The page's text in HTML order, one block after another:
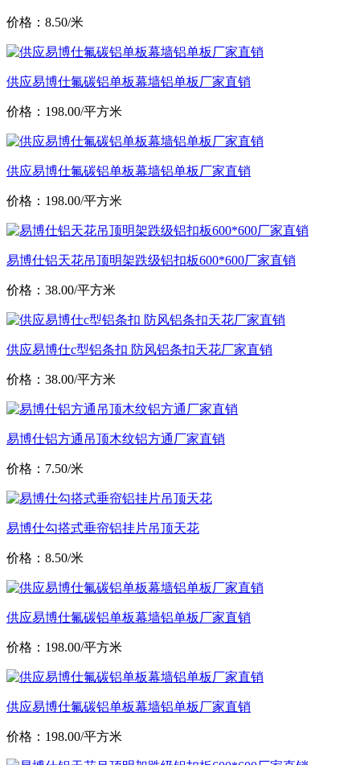
价格：8.50/米
供应易博仕氟碳铝单板幕墙铝单板厂家直销
价格：198.00/平方米
供应易博仕氟碳铝单板幕墙铝单板厂家直销
价格：198.00/平方米
易博仕铝天花吊顶明架跌级铝扣板600*600厂家直销
价格：38.00/平方米
供应易博仕c型铝条扣 防风铝条扣天花厂家直销
价格：38.00/平方米
易博仕铝方通吊顶木纹铝方通厂家直销
价格：7.50/米
易博仕勾搭式垂帘铝挂片吊顶天花
价格：8.50/米
供应易博仕氟碳铝单板幕墙铝单板厂家直销
价格：198.00/平方米
供应易博仕氟碳铝单板幕墙铝单板厂家直销
价格：198.00/平方米